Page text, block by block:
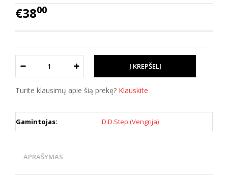
€3800
Turite klausimų apie šią prekę? Klauskite
Gamintojas: D.D.Step (Vengrija)
APRAŠYMAS